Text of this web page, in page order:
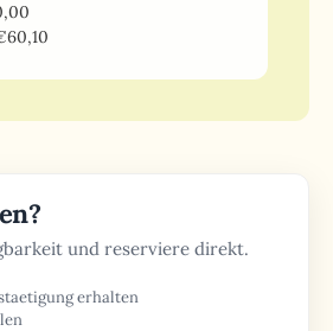
und reserviere direkt.
erhalten